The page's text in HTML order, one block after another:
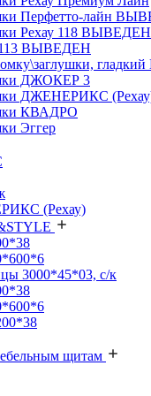
Перфетто-лайн
Рехау 118 ВЫВЕДЕН
113 ВЫВЕДЕН
гладкий
ДЖОКЕР 3
ДЖЕНЕРИКС
КВАДРО
Эггер
(Рехау)
3000*45*03, с/к
щитам